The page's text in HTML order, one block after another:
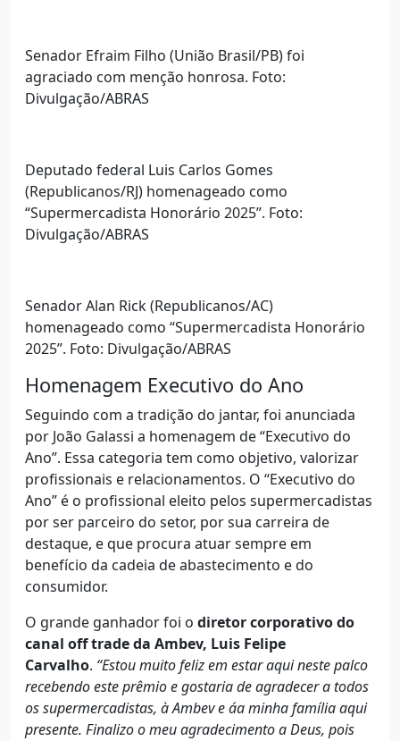
Senador Efraim Filho (União Brasil/PB) foi
agraciado com menção honrosa. Foto:
Divulgação/ABRAS
Deputado federal Luis Carlos Gomes
(Republicanos/RJ) homenageado como
“Supermercadista Honorário 2025”. Foto:
Divulgação/ABRAS
Senador Alan Rick (Republicanos/AC)
homenageado como “Supermercadista Honorário
2025”. Foto: Divulgação/ABRAS
Homenagem Executivo do Ano
Seguindo com a tradição do jantar, foi anunciada
por João Galassi a homenagem de “Executivo do
Ano”. Essa categoria tem como objetivo, valorizar
profissionais e relacionamentos. O “Executivo do
Ano” é o profissional eleito pelos supermercadistas
por ser parceiro do setor, por sua carreira de
destaque, e que procura atuar sempre em
benefício da cadeia de abastecimento e do
consumidor.
O grande ganhador foi o diretor corporativo do
canal off trade da Ambev, Luis Felipe
Carvalho. “Estou muito feliz em estar aqui neste palco
recebendo este prêmio e gostaria de agradecer a todos
os supermercadistas, à Ambev e áa minha família aqui
presente. Finalizo o meu agradecimento a Deus, pois